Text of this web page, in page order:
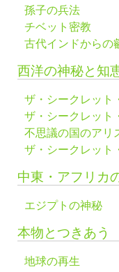
孫子の兵法
チベット密教
古代インドからの
西洋の神秘と知
ザ・シークレット
ザ・シークレット
不思議の国のアリ
ザ・シークレット
中東・アフリカ
エジプトの神秘
本物とつきあう
地球の再生